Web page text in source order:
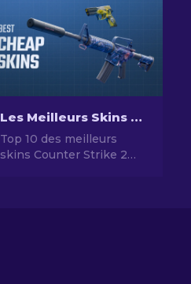
Les Meilleurs Skins Bon Marché dans CS2 [2026]
Top 10 des meilleurs
skins Counter Strike 2